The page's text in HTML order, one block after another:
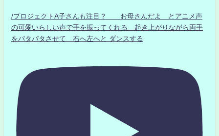
/プロジェクトA子さんも注目？ お母さんだよ とアニメ声
の可愛いらしい声で手を振ってくれる 起き上がりながら両手
をパタパタさせて 右へ左へと ダンスする